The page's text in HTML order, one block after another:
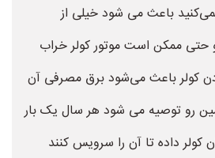
باعث می شود خیلی از
ممکن است موتور کولر خراب
کولر باعث می‌شود برق مصرفی آن
رو توصیه می شود هر سال یک بار
کولر داده تا آن را سرویس کنند